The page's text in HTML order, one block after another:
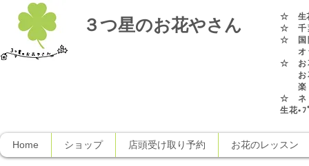
３つ星のお花やさん ☆生
☆ 千
☆ 国
オラ
☆ お
お花
楽し
☆ ネ
生花•
Home ショップ 店頭受け取り予約 お花のレッスン